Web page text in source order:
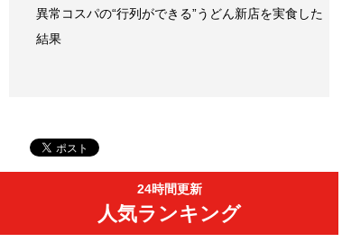
異常コスパの“行列ができる”うどん新店を実食した
結果
24時間更新
人気ランキング